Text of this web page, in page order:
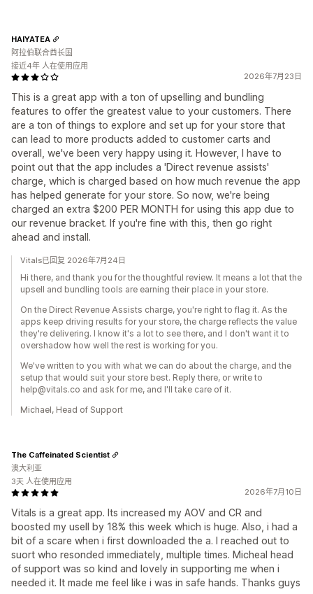
2026年7月23日
This is a great app with a ton of upselling and bundling
features to offer the greatest value to your customers. There
are a ton of things to explore and set up for your store that
can lead to more products added to customer carts and
overall, we've been very happy using it. However, I have to
point out that the app includes a 'Direct revenue assists'
charge, which is charged based on how much revenue the app
has helped generate for your store. So now, we're being
charged an extra $200 PER MONTH for using this app due to
our revenue bracket. If you're fine with this, then go right
ahead and install.
HAIYATEA
阿拉伯联合酋长国
接近4年 人在使用应用
Vitals已回复 2026年7月24日
Hi there, and thank you for the thoughtful review. It means a lot that the
upsell and bundling tools are earning their place in your store.
On the Direct Revenue Assists charge, you're right to flag it. As the
apps keep driving results for your store, the charge reflects the value
they're delivering. I know it's a lot to see there, and I don't want it to
overshadow how well the rest is working for you.
We've written to you with what we can do about the charge, and the
setup that would suit your store best. Reply there, or write to
help@vitals.co and ask for me, and I'll take care of it.
Michael, Head of Support
2026年7月10日
Vitals is a great app. Its increased my AOV and CR and
boosted my usell by 18% this week which is huge. Also, i had a
bit of a scare when i first downloaded the a. I reached out to
suort who resonded immediately, multiple times. Micheal head
of support was so kind and lovely in supporting me when i
needed it. It made me feel like i was in safe hands. Thanks guys
The Caffeinated Scientist
澳大利亚
3天 人在使用应用